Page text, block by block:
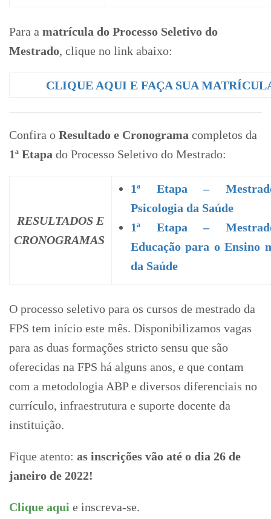
Para a matrícula do Processo Seletivo do
Mestrado, clique no link abaixo:
CLIQUE AQUI E FAÇA SUA
Confira o Resultado e Cronograma completos da
1ª Etapa do Processo Seletivo do Mestrado:
RESULTADOS E
CRONOGRAMAS
1ª Etapa –
Psicologia da Saúde
1ª Etapa –
Educação para o Ensino
da Saúde
O processo seletivo para os cursos de mestrado da
FPS tem início este mês. Disponibilizamos vagas
para as duas formações stricto sensu que são
oferecidas na FPS há alguns anos, e que contam
com a metodologia ABP e diversos diferenciais no
currículo, infraestrutura e suporte docente da
instituição.
Fique atento: as inscrições vão até o dia 26 de
janeiro de 2022!
Clique aqui e inscreva-se.